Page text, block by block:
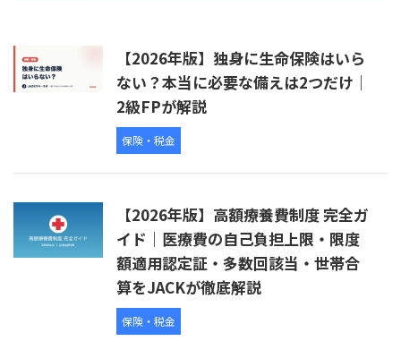
【2026年版】独身に生命保険はいら
ない？本当に必要な備えは2つだけ｜
2級FPが解説
保険・税金
【2026年版】高額療養費制度 完全ガ
イド｜医療費の自己負担上限・限度
額適用認定証・多数回該当・世帯合
算をJACKが徹底解説
保険・税金